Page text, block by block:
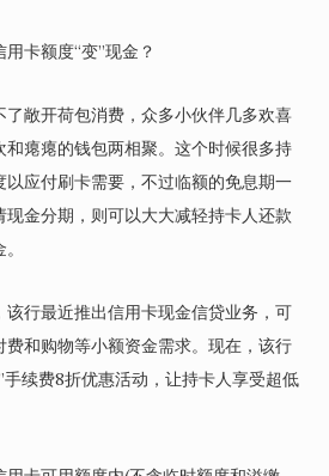
卡额度“变”现金？
敞开荷包消费，众多小伙伴几多欢喜
和瘪瘪的钱包两相聚。这个时候很多持
应付刷卡需要，不过临额的免息期一
金分期，则可以大大减轻持卡人还款
行最近推出信用卡现金信贷业务，可
费和购物等小额资金需求。现在，该行
续费8折优惠活动，让持卡人享受超低